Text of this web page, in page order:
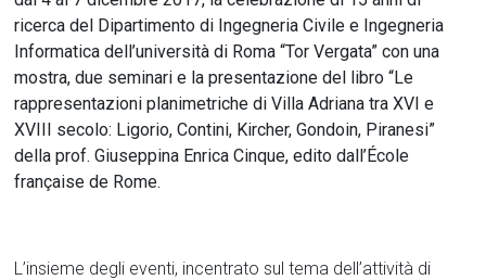
ricerca del Dipartimento di Ingegneria Civile e Ingegneria
Informatica dell’università di Roma “Tor Vergata” con una
mostra, due seminari e la presentazione del libro “Le
rappresentazioni planimetriche di Villa Adriana tra XVI e
XVIII secolo: Ligorio, Contini, Kircher, Gondoin, Piranesi”
della prof. Giuseppina Enrica Cinque, edito dall’École
française de Rome.
L’insieme degli eventi, incentrato sul tema dell’attività di